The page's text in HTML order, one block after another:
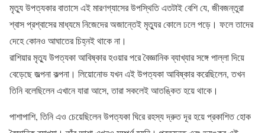
মৃত্যু উপত্যকার বাতাসে এই মারণগ্যাসের উপস্থিতি এতটাই বেশি যে, জীবজন্তুরা
শ্বাস প্রশ্বাসের মাধ্যমে নিজেদের অজান্তেই মৃত্যুর কোলে ঢলে পড়ে। ফলে তাদের
দেহে কোনও আঘাতের চিহ্নই থাকে না।
রাশিয়ার মৃত্যু উপত্যকা আবিষ্কার হওয়ার পরে বৈজ্ঞানিক ব্যাখ্যার সঙ্গে পাল্লা দিয়ে
বেড়েছে জল্পনা কল্পনা। লিয়োনোভ যখন এই উপত্যকা আবিষ্কার করেছিলেন, তখন
তিনি বলেছিলেন এখানে যারা আসে, তারা সকলেই আতঙ্কিত হয়ে থাকে।
পাশাপাশি, তিনি এও চেয়েছিলেন উপত্যকা ঘিরে রহস্য দ্রুত দূর হয়ে প্রকাশিত হোক